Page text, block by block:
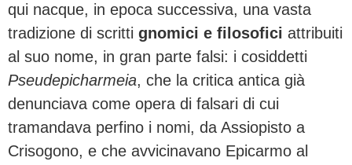
qui nacque, in epoca successiva, una vasta
tradizione di scritti gnomici e filosofici attribuiti
al suo nome, in gran parte falsi: i cosiddetti
Pseudepicharmeia, che la critica antica già
denunciava come opera di falsari di cui
tramandava perfino i nomi, da Assiopisto a
Crisogono, e che avvicinavano Epicarmo al